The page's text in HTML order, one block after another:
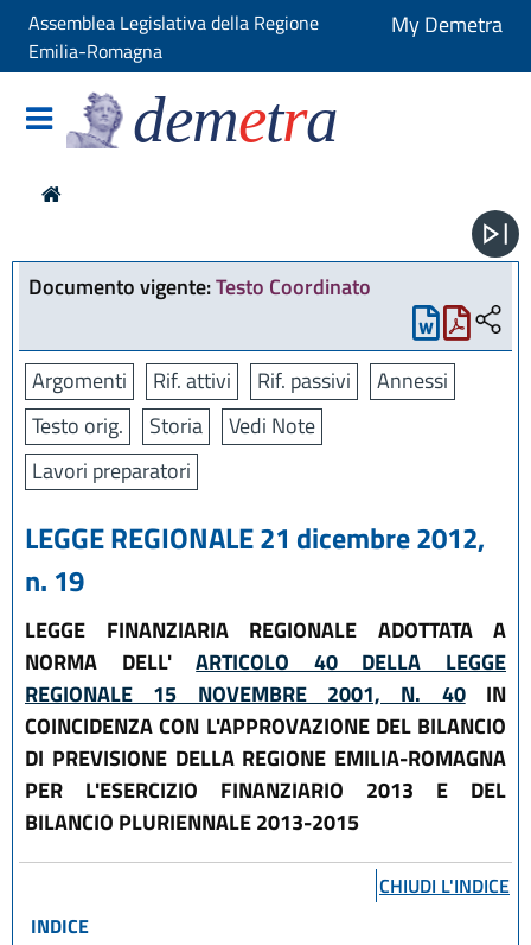
Assemblea Legislativa della Regione
Emilia-Romagna
My Demetra
demetra
Documento vigente:Testo Coordinato
Argomenti Rif. attivi Rif. passivi
Annessi
Testo orig.
Storia
Vedi Note
Lavori preparatori
LEGGE REGIONALE 21 dicembre 2012,
n. 19
LEGGE FINANZIARIA REGIONALE ADOTTATA A
NORMA DELL'ARTICOLO 40 DELLA LEGGE
REGIONALE 15 NOVEMBRE 2001, N. 40IN
COINCIDENZA CON L'APPROVAZIONE DEL BILANCIO
DI PREVISIONE DELLA REGIONE EMILIA-ROMAGNA
PER L'ESERCIZIO FINANZIARIO 2013 E DEL
BILANCIO PLURIENNALE 2013-2015
CHIUDI L'INDICE
INDICE